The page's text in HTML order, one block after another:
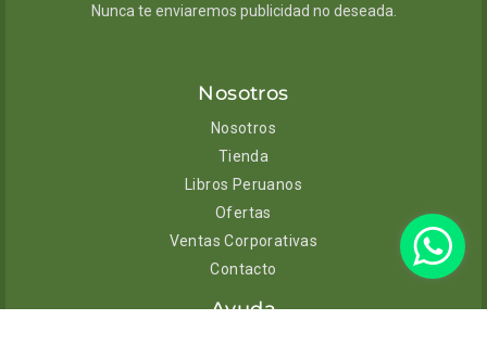
Nunca te enviaremos publicidad no deseada.
Nosotros
Nosotros
Tienda
Libros Peruanos
Ofertas
Ventas Corporativas
Contacto
Ayuda